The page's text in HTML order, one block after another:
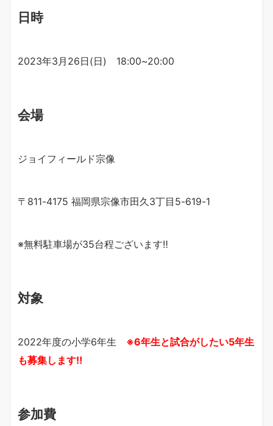
日時
2023年3月26日(日) 18:00~20:00
会場
ジョイフィールド宗像
〒811-4175 福岡県宗像市田久3丁目5-619-1
※無料駐車場が35台程ございます‼︎
対象
2022年度の小学6年生 ※6年生と試合がしたい5年生
も募集します‼︎
参加費